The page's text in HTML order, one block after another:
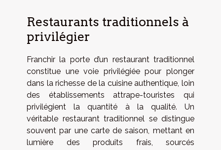
Restaurants traditionnels à
privilégier
Franchir la porte d’un restaurant traditionnel
constitue une voie privilégiée pour plonger
dans la richesse de la cuisine authentique, loin
des établissements attrape-touristes qui
privilégient la quantité à la qualité. Un
véritable restaurant traditionnel se distingue
souvent par une carte de saison, mettant en
lumière des produits frais, sourcés